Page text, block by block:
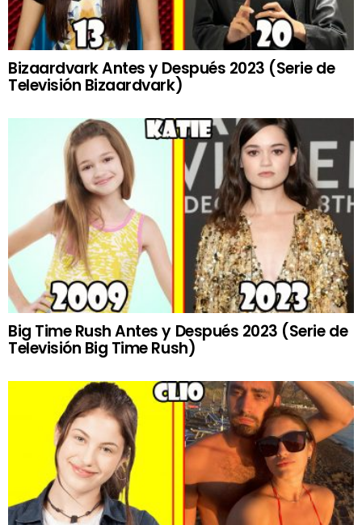
Bizaardvark Antes y Después 2023 (Serie de
Televisión Bizaardvark)
Big Time Rush Antes y Después 2023 (Serie de
Televisión Big Time Rush)